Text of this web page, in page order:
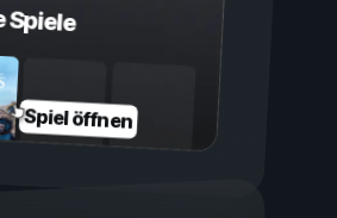
Spiele
Spiel öffnen